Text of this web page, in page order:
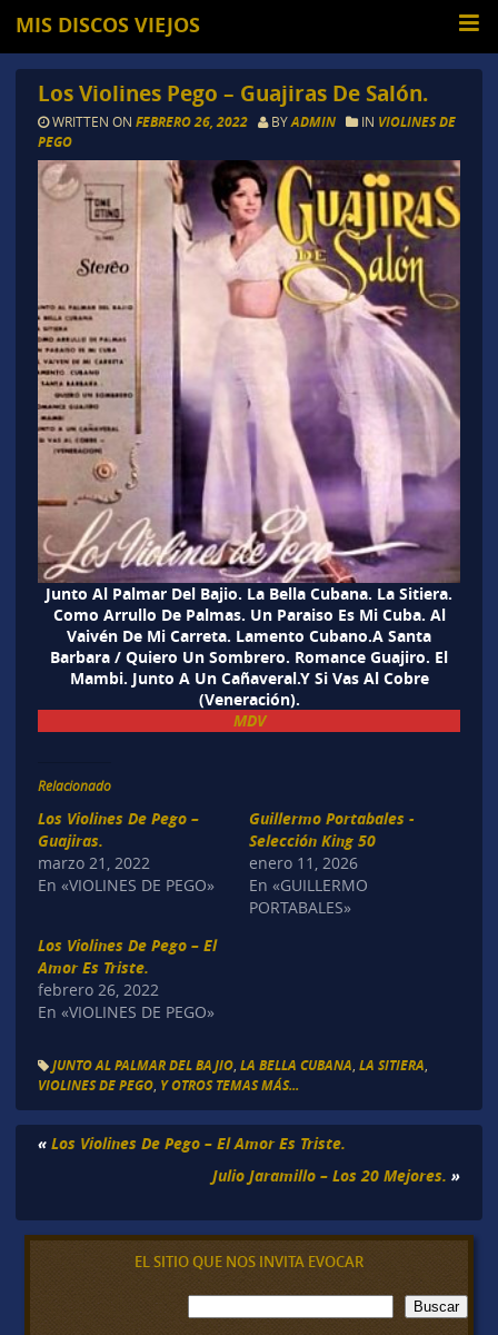
MIS DISCOS VIEJOS
Los Violines Pego – Guajiras De Salón.
WRITTEN ON FEBRERO 26, 2022 BYADMIN IN VIOLINES DE
PEGO
Junto Al Palmar Del Bajio. La Bella Cubana. La Sitiera.
Como Arrullo De Palmas. Un Paraiso Es Mi Cuba. Al
Vaivén De Mi Carreta. Lamento Cubano.A Santa
Barbara / Quiero Un Sombrero. Romance Guajiro. El
Mambi. Junto A Un Cañaveral.Y Si Vas Al Cobre
(Veneración).
MDV
Relacionado
Los Violines De Pego –
Guajiras.
marzo 21, 2022
En «VIOLINES DE PEGO»
Guillermo Portabales -
Selección King 50
enero 11, 2026
En «GUILLERMO
PORTABALES»
Los Violines De Pego – El
Amor Es Triste.
febrero 26, 2022
En «VIOLINES DE PEGO»
JUNTO AL PALMAR DEL BAJIO, LA BELLA CUBANA LA SITIERA
VIOLINES DE PEGO, Y OTROS TEMAS MÁS...
« Los Violines De Pego – El Amor Es Triste.
Julio Jaramillo – Los 20 Mejores. »
EL SITIO QUE NOS INVITA EVOCAR
B
u
Buscar